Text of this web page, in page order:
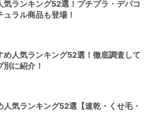
気ランキング52選！プチプラ・デパコ
ラル商品も登場！
め人気ランキング52選！徹底調査して
に紹介！
人気ランキング52選【速乾・くせ毛・